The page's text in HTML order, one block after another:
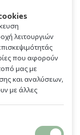
λειτουργιών
που αφορούν
μας με
και αναλύσεων,
με άλλες